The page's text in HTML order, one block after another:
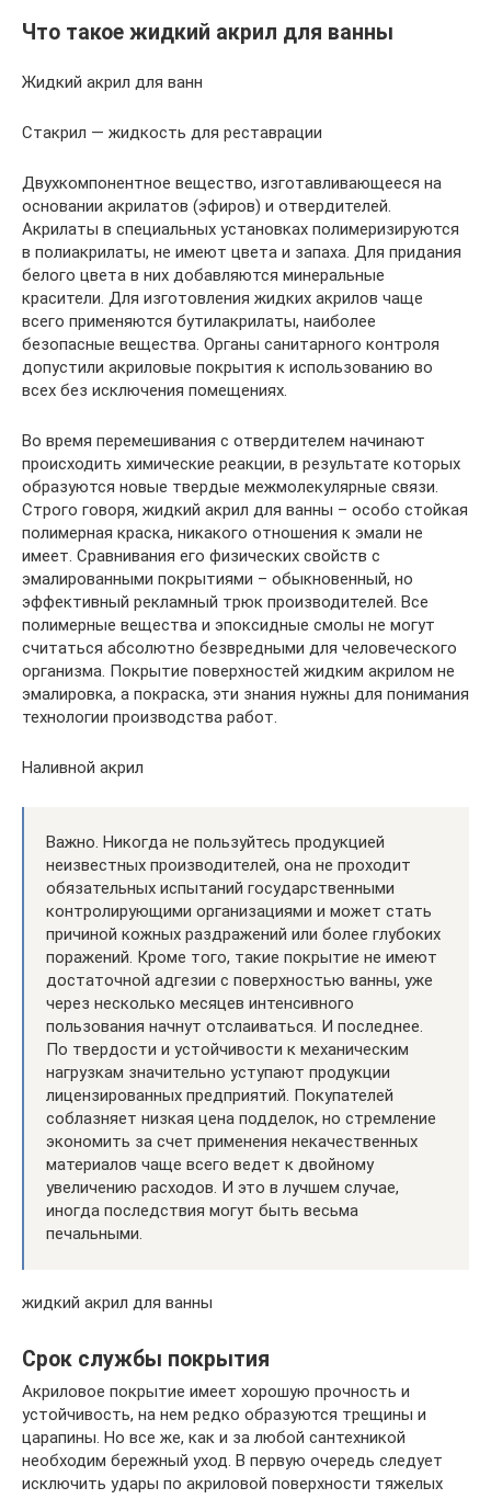
Что такое жидкий акрил для ванны
Жидкий акрил для ванн
Стакрил — жидкость для реставрации
Двухкомпонентное вещество, изготавливающееся на
основании акрилатов (эфиров) и отвердителей.
Акрилаты в специальных установках полимеризируются
в полиакрилаты, не имеют цвета и запаха. Для придания
белого цвета в них добавляются минеральные
красители. Для изготовления жидких акрилов чаще
всего применяются бутилакрилаты, наиболее
безопасные вещества. Органы санитарного контроля
допустили акриловые покрытия к использованию во
всех без исключения помещениях.
Во время перемешивания с отвердителем начинают
происходить химические реакции, в результате которых
образуются новые твердые межмолекулярные связи.
Строго говоря, жидкий акрил для ванны ­– особо стойкая
полимерная краска, никакого отношения к эмали не
имеет. Сравнивания его физических свойств с
эмалированными покрытиями – обыкновенный, но
эффективный рекламный трюк производителей. Все
полимерные вещества и эпоксидные смолы не могут
считаться абсолютно безвредными для человеческого
организма. Покрытие поверхностей жидким акрилом не
эмалировка, а покраска, эти знания нужны для понимания
технологии производства работ.
Наливной акрил
Важно. Никогда не пользуйтесь продукцией
неизвестных производителей, она не проходит
обязательных испытаний государственными
контролирующими организациями и может стать
причиной кожных раздражений или более глубоких
поражений. Кроме того, такие покрытие не имеют
достаточной адгезии с поверхностью ванны, уже
через несколько месяцев интенсивного
пользования начнут отслаиваться. И последнее.
По твердости и устойчивости к механическим
нагрузкам значительно уступают продукции
лицензированных предприятий. Покупателей
соблазняет низкая цена подделок, но стремление
экономить за счет применения некачественных
материалов чаще всего ведет к двойному
увеличению расходов. И это в лучшем случае,
иногда последствия могут быть весьма
печальными.
жидкий акрил для ванны
Срок службы покрытия
Акриловое покрытие имеет хорошую прочность и
устойчивость, на нем редко образуются трещины и
царапины. Но все же, как и за любой сантехникой
необходим бережный уход. В первую очередь следует
исключить удары по акриловой поверхности тяжелых